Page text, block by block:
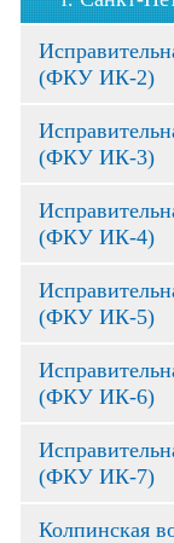
(ФКУ ИК-2)
(ФКУ ИК-3)
(ФКУ ИК-4)
(ФКУ ИК-5)
(ФКУ ИК-6)
(ФКУ ИК-7)
Колпинская